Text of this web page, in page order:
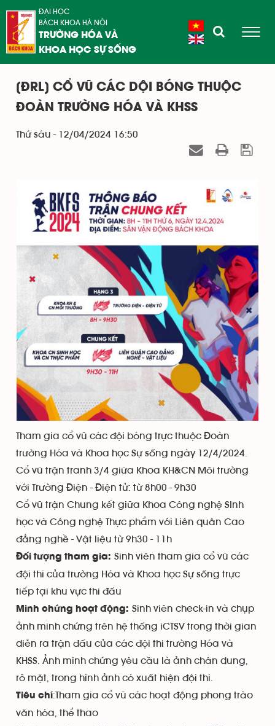
ĐẠI HỌC
BÁCH KHOA HÀ NỘI
TRƯỜNG HÓA VÀ
KHOA HỌC SỰ SỐNG
[ĐRL] CỔ VŨ CÁC DỘI BÓNG THUỘC
ĐOÀN TRƯỜNG HÓA VÀ KHSS
Thứ sáu - 12/04/2024 16:50
Tham gia cổ vũ các đội bóng trực thuộc Đoàn
trường Hóa và Khoa học Sự sống ngày 12/4/2024.
Cổ vũ trận tranh 3/4 giữa Khoa KH&CN Môi trường
với Trường Điện - Điện tử: từ 8h00 - 9h30
Cổ vũ trận Chung kết giữa Khoa Công nghệ SInh
học và Công nghệ Thực phẩm với Liên quân Cao
đẳng nghề - Vật liệu từ 9h30 - 11h
Đối tượng tham gia: Sinh viên tham gia cổ vũ các
đội thi của trường Hóa và Khoa học Sự sống trực
tiếp tại khu vực thi đấu
Minh chứng hoạt động: Sinh viên check-in và chụp
ảnh minh chứng trên hệ thống iCTSV trong thời gian
diễn ra trận đấu của các đội thi trường Hóa và
KHSS. Ảnh minh chứng yêu cầu là ảnh chân dung,
rõ mặt, trong hình ảnh có xuất hiện đội thi.
Tiêu chí:Tham gia cổ vũ các hoạt động phong trào
văn hóa, thể thao